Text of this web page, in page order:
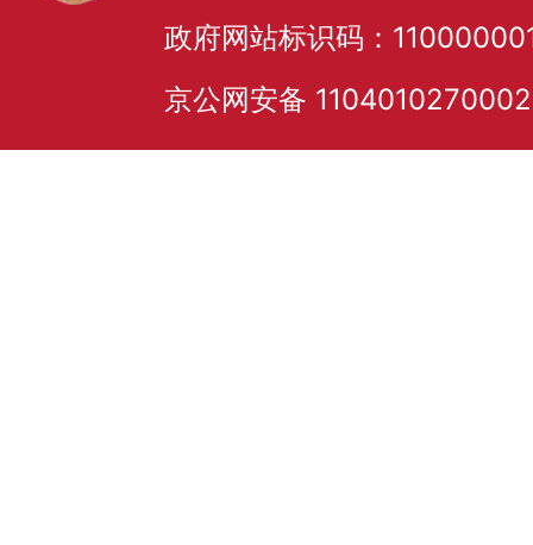
政府网站标识码：
京公网安备